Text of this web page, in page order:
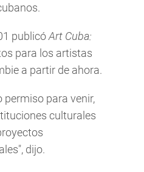
publicóArt Cuba:
para los artistas
a partir de ahora.
permiso para venir,
culturales
dijo.